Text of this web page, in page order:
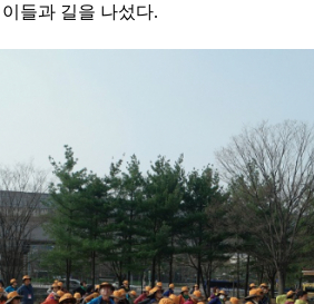
들과 길을 나섰다.